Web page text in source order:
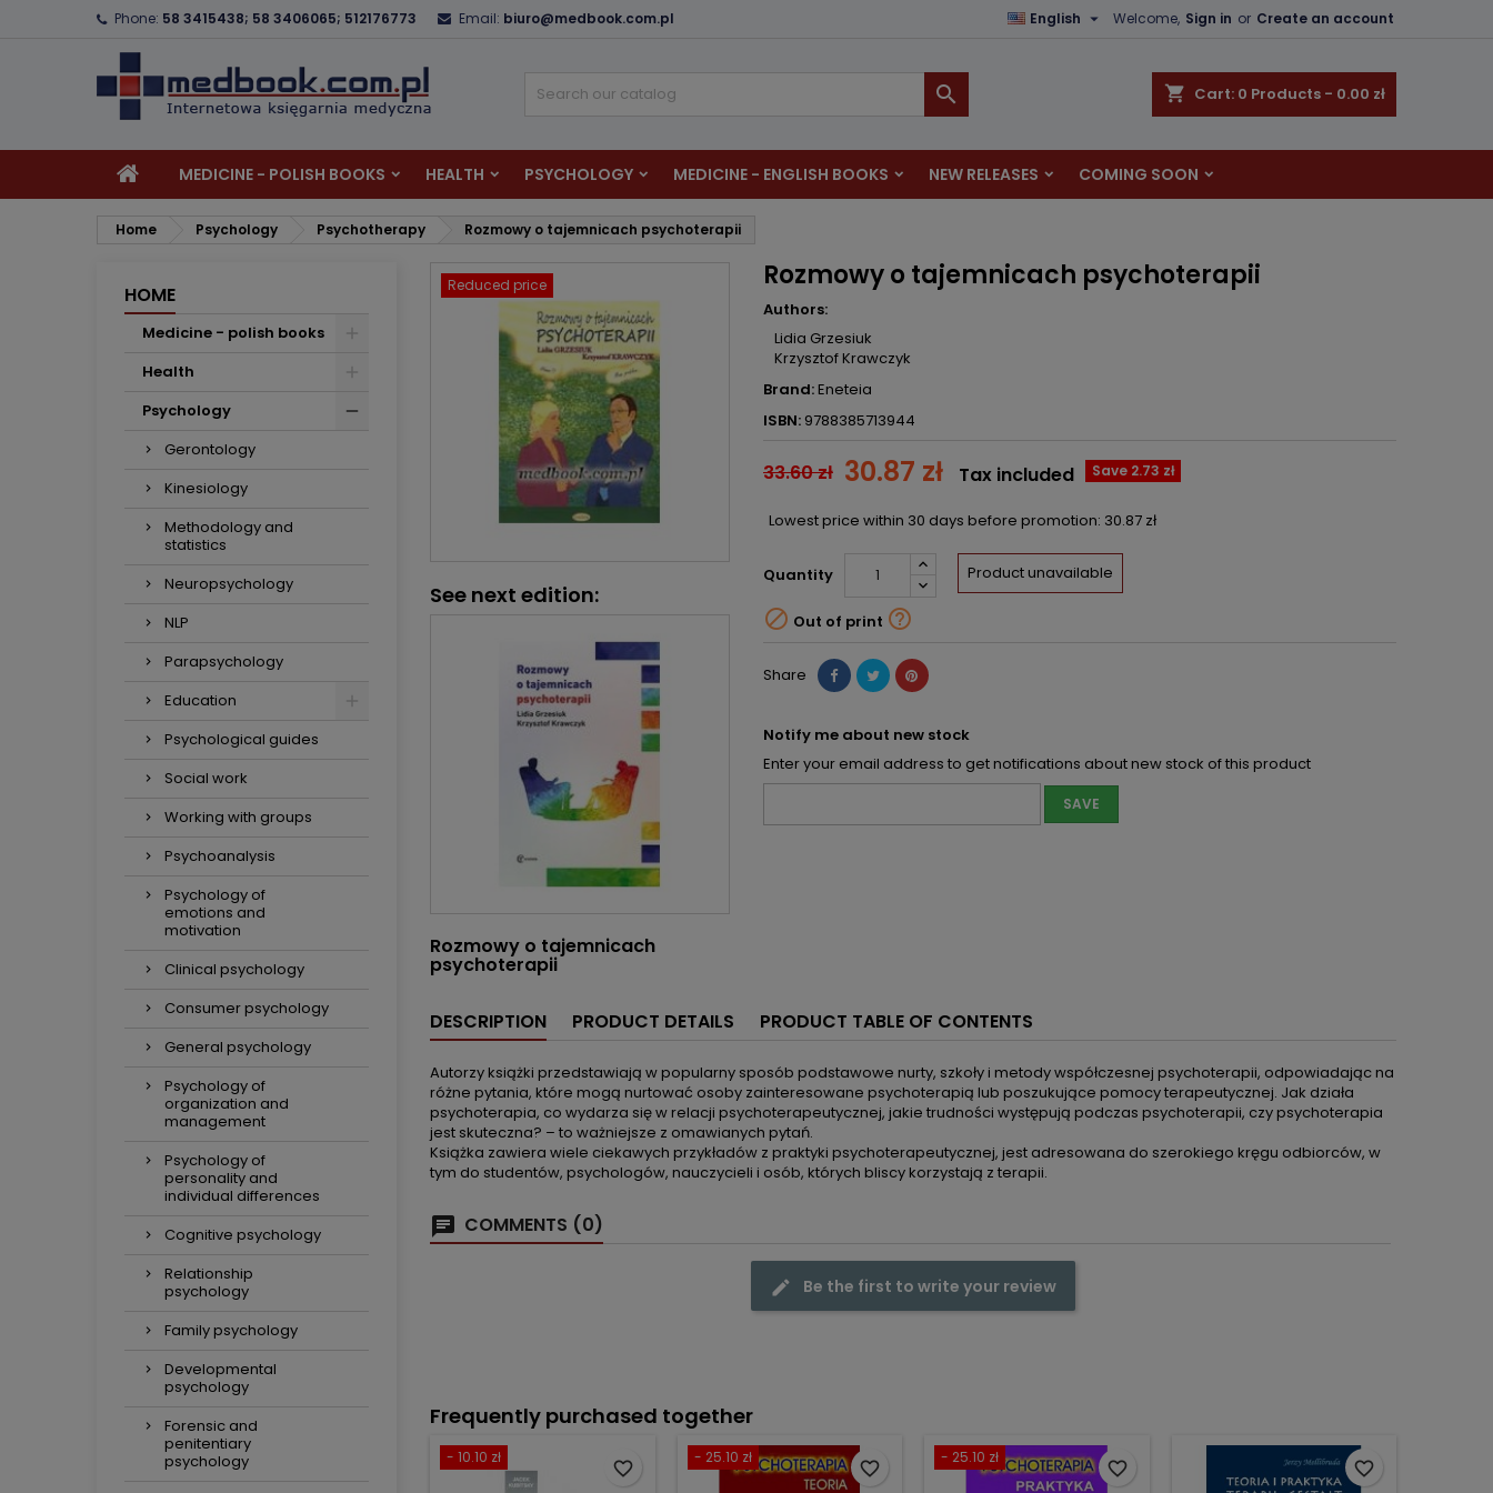
Phone: 58 3415438; 58 3406065; 512176773 Email: biuro@medbook.com.pl Welcome, Sign in or Create an account
English 
shopping_cart Cart: 0 Products - 0.00 zł

MEDICINE - POLISH BOOKS HEALTH PSYCHOLOGY MEDICINE - ENGLISH BOOKS NEW RELEASES COMING SOON
Home Psychology Psychotherapy Rozmowy o tajemnicach psychoterapii
HOME
Medicine - polish books
Health
Psychology
Gerontology
Kinesiology
Methodology and
statistics
Neuropsychology
NLP
Parapsychology
Education
Psychological guides
Social work
Working with groups
Psychoanalysis
Psychology of
emotions and
motivation
Clinical psychology
Consumer psychology
General psychology
Psychology of
organization and
management
Psychology of
personality and
individual differences
Cognitive psychology
Relationship
psychology
Family psychology
Developmental
psychology
Forensic and
penitentiary
psychology
Reduced price
See next edition:
Rozmowy o tajemnicach
psychoterapii
Rozmowy o tajemnicach psychoterapii
Authors:
Lidia Grzesiuk
Krzysztof Krawczyk
Brand:Eneteia
ISBN: 9788385713944
33.60 zł 30.87 zł Save 2.73 zł
Tax included
Lowest price within 30 days before promotion: 30.87 zł
Quantity Product unavailable
 Out of print 
Share
Notify me about new stock
Enter your email address to get notifications about new stock of this product
SAVE
DESCRIPTION PRODUCT DETAILS PRODUCT TABLE OF CONTENTS
Autorzy książki przedstawiają w popularny sposób podstawowe nurty, szkoły i metody współczesnej psychoterapii, odpowiadając na
różne pytania, które mogą nurtować osoby zainteresowane psychoterapią lub poszukujące pomocy terapeutycznej. Jak działa
psychoterapia, co wydarza się w relacji psychoterapeutycznej, jakie trudności występują podczas psychoterapii, czy psychoterapia
jest skuteczna? – to ważniejsze z omawianych pytań.
Książka zawiera wiele ciekawych przykładów z praktyki psychoterapeutycznej, jest adresowana do szerokiego kręgu odbiorców, w
tym do studentów, psychologów, nauczycieli i osób, których bliscy korzystają z terapii.
COMMENTS (0)
Be the first to write your review
Frequently purchased together
- 10.10 zł
favorite_border
- 25.10 zł
favorite_border
- 25.10 zł
favorite_border favorite_border
You need to be logged in to save products in your wishlist.